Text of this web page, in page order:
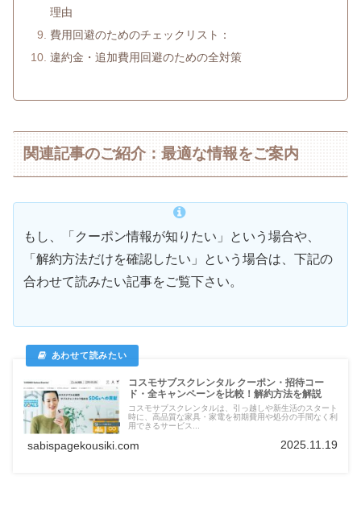
理由
費用回避のためのチェックリスト：
違約金・追加費用回避のための全対策
関連記事のご紹介：最適な情報をご案内
もし、「クーポン情報が知りたい」という場合や、
「解約方法だけを確認したい」という場合は、下記の
合わせて読みたい記事をご覧下さい。
コスモサブスクレンタル クーポン・招待コー
ド・全キャンペーンを比較！解約方法を解説
コスモサブスクレンタルは、引っ越しや新生活のスタート
時に、高品質な家具・家電を初期費用や処分の手間なく利
用できるサービス...
sabispagekousiki.com 2025.11.19